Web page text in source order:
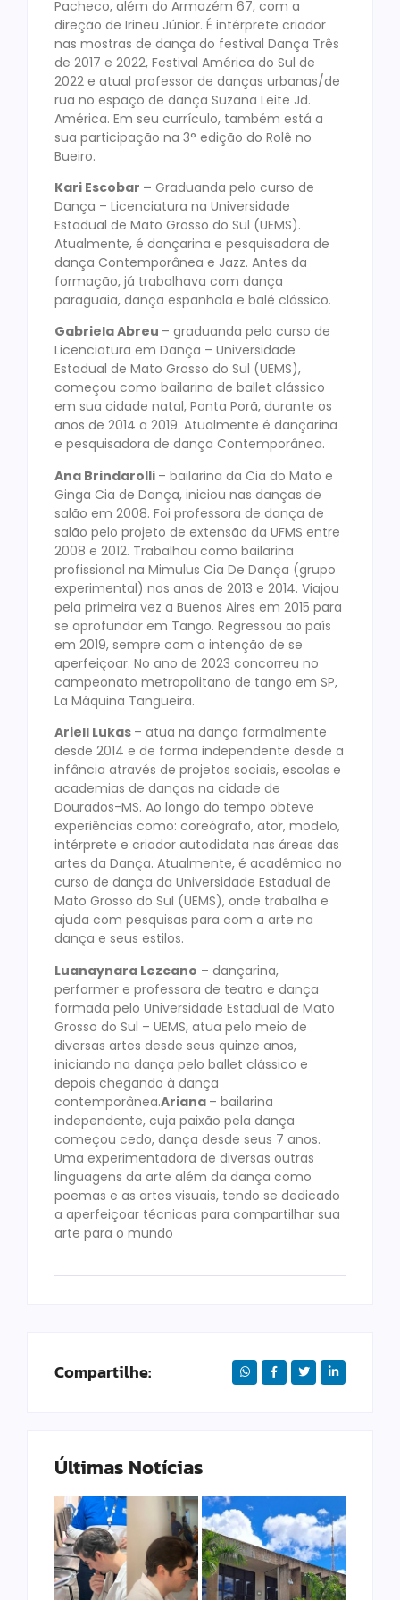
Pacheco, além do Armazém 67, com a
direção de Irineu Júnior. É intérprete criador
nas mostras de dança do festival Dança Três
de 2017 e 2022, Festival América do Sul de
2022 e atual professor de danças urbanas/de
rua no espaço de dança Suzana Leite Jd.
América. Em seu currículo, também está a
sua participação na 3° edição do Rolê no
Bueiro.
Kari Escobar – Graduanda pelo curso de
Dança – Licenciatura na Universidade
Estadual de Mato Grosso do Sul (UEMS).
Atualmente, é dançarina e pesquisadora de
dança Contemporânea e Jazz. Antes da
formação, já trabalhava com dança
paraguaia, dança espanhola e balé clássico.
Gabriela Abreu – graduanda pelo curso de
Licenciatura em Dança – Universidade
Estadual de Mato Grosso do Sul (UEMS),
começou como bailarina de ballet clássico
em sua cidade natal, Ponta Porã, durante os
anos de 2014 a 2019. Atualmente é dançarina
e pesquisadora de dança Contemporânea.
Ana Brindarolli – bailarina da Cia do Mato e
Ginga Cia de Dança, iniciou nas danças de
salão em 2008. Foi professora de dança de
salão pelo projeto de extensão da UFMS entre
2008 e 2012. Trabalhou como bailarina
profissional na Mimulus Cia De Dança (grupo
experimental) nos anos de 2013 e 2014. Viajou
pela primeira vez a Buenos Aires em 2015 para
se aprofundar em Tango. Regressou ao país
em 2019, sempre com a intenção de se
aperfeiçoar. No ano de 2023 concorreu no
campeonato metropolitano de tango em SP,
La Máquina Tangueira.
Ariell Lukas – atua na dança formalmente
desde 2014 e de forma independente desde a
infância através de projetos sociais, escolas e
academias de danças na cidade de
Dourados-MS. Ao longo do tempo obteve
experiências como: coreógrafo, ator, modelo,
intérprete e criador autodidata nas áreas das
artes da Dança. Atualmente, é acadêmico no
curso de dança da Universidade Estadual de
Mato Grosso do Sul (UEMS), onde trabalha e
ajuda com pesquisas para com a arte na
dança e seus estilos.
‌Luanaynara Lezcano – dançarina,
performer e professora de teatro e dança
formada pelo Universidade Estadual de Mato
Grosso do Sul – UEMS, atua pelo meio de
diversas artes desde seus quinze anos,
iniciando na dança pelo ballet clássico e
depois chegando à dança
contemporânea.Ariana – bailarina
independente, cuja paixão pela dança
começou cedo, dança desde seus 7 anos.
Uma experimentadora de diversas outras
linguagens da arte além da dança como
poemas e as artes visuais, tendo se dedicado
a aperfeiçoar técnicas para compartilhar sua
arte para o mundo
Compartilhe:
Últimas Notícias